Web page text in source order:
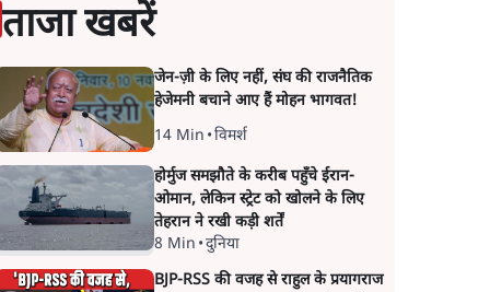
ताजा खबरें
जेन-ज़ी के लिए नहीं, संघ की राजनैतिक
हेजेमनी बचाने आए हैं मोहन भागवत!
14 Min •विमर्श
होर्मुज समझौते के करीब पहुँचे ईरान-
ओमान, लेकिन स्ट्रेट को खोलने के लिए
तेहरान ने रखी कड़ी शर्तें
8 Min •दुनिया
BJP-RSS की वजह से राहुल के प्रयागराज